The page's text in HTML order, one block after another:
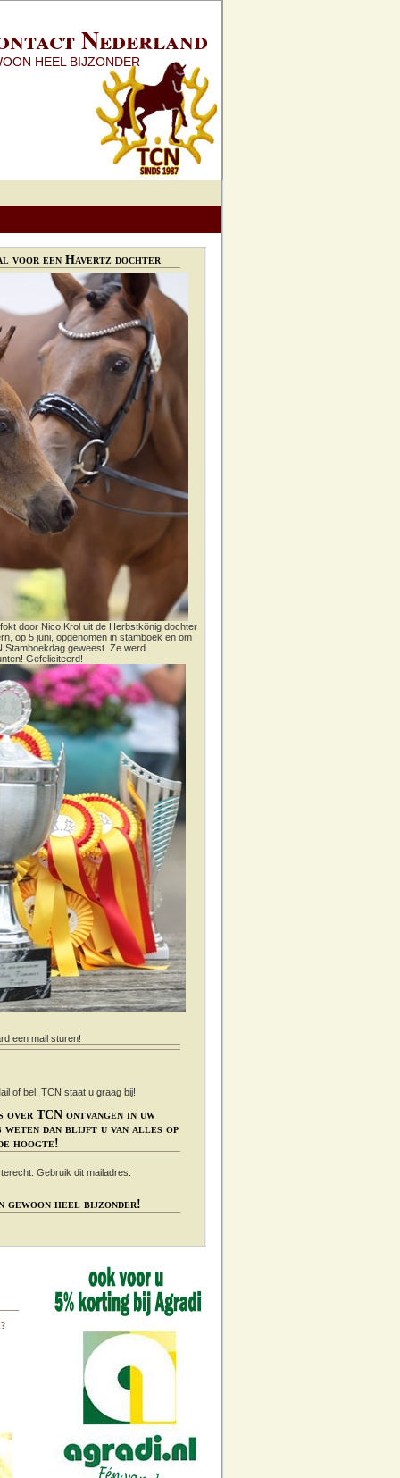
Nederland
HEEL BIJZONDER
voor een Havertz dochter
door Nico Krol uit de Herbstkönig dochter
op 5 juni, opgenomen in stamboek en om
Stamboekdag geweest. Ze werd
Gefeliciteerd!
een mail sturen!
of bel, TCN staat u graag bij!
TCN ontvangen in uw
weten dan blijft u van alles op
hoogte!
Gebruik dit mailadres:
gewoon heel bijzonder!